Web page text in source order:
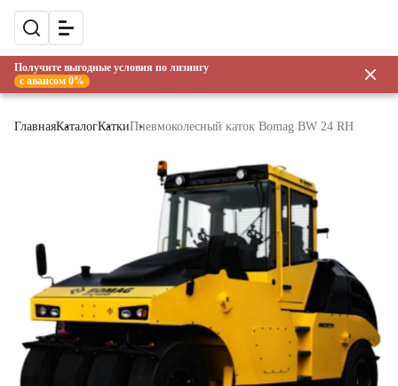
Получите выгодные условия по лизингу
с авансом 0%
ГлавнаяКаталогКаткиПневмоколесный каток Bomag BW 24 RH